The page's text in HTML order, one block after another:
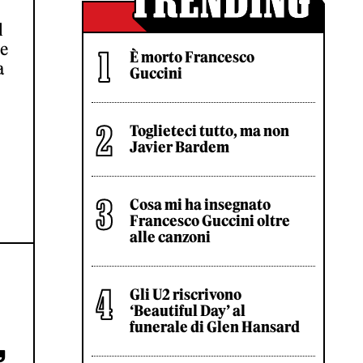
È morto Francesco
Guccini
Toglieteci tutto, ma non
Javier Bardem
Cosa mi ha insegnato
Francesco Guccini oltre
alle canzoni
Gli U2 riscrivono
‘Beautiful Day’ al
funerale di Glen Hansard